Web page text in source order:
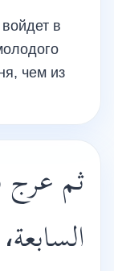
в
чем из
ثم عرج